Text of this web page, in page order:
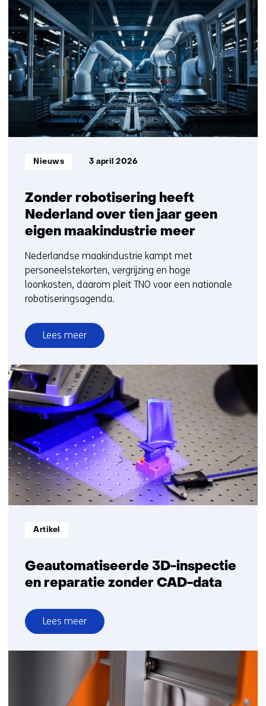
22
resultaten,
getoond
1
t/m
5
Zonder robotisering heeft
Nederland over tien jaar geen
eigen maakindustrie meer
Informatietype:
Nieuws 3 april 2026
Nederlandse maakindustrie kampt met
personeelstekorten, vergrijzing en hoge
loonkosten, daarom pleit TNO voor een nationale
robotiseringsagenda.
Lees meer
over
Zonder
robotisering
heeft
Nederland
over
tien
jaar
geen
eigen
maakindustrie
meer
Geautomatiseerde 3D-inspectie
en reparatie zonder CAD-data
Informatietype:
Artikel
Lees meer
over
Geautomatiseerde